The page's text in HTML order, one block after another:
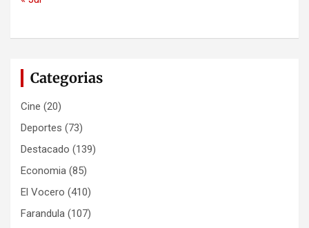
Categorias
Cine (20)
Deportes (73)
Destacado (139)
Economia (85)
El Vocero (410)
Farandula (107)